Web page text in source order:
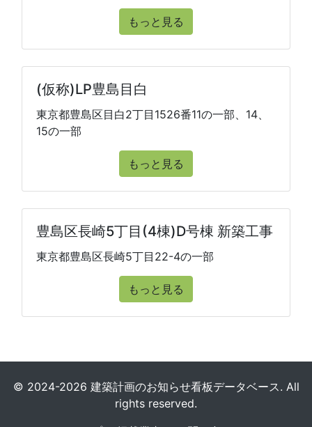
もっと見る
(仮称)LP豊島目白
東京都豊島区目白2丁目1526番11の一部、14、
15の一部
もっと見る
豊島区長崎5丁目(4棟)D号棟 新築工事
東京都豊島区長崎5丁目22-4の一部
もっと見る
© 2024-2026 建築計画のお知らせ看板データベース. All
rights reserved.